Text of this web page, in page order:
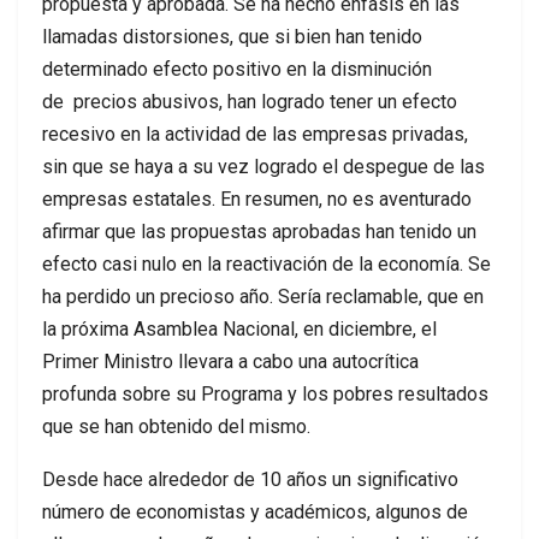
llamadas distorsiones, que si bien han tenido
determinado efecto positivo en la disminución
de precios abusivos, han logrado tener un efecto
recesivo en la actividad de las empresas privadas,
sin que se haya a su vez logrado el despegue de las
empresas estatales. En resumen, no es aventurado
afirmar que las propuestas aprobadas han tenido un
efecto casi nulo en la reactivación de la economía. Se
ha perdido un precioso año. Sería reclamable, que en
la próxima Asamblea Nacional, en diciembre, el
Primer Ministro llevara a cabo una autocrítica
profunda sobre su Programa y los pobres resultados
que se han obtenido del mismo.
Desde hace alrededor de 10 años un significativo
número de economistas y académicos, algunos de